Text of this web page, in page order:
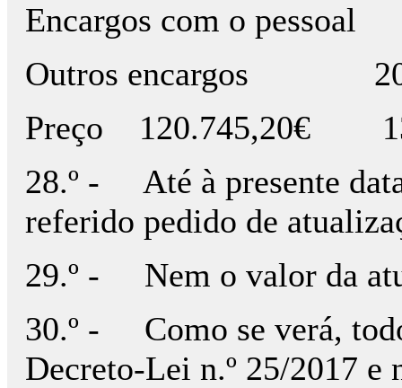
Encargos com o
Outros encargos
Preço 120.745,20€
28.º - Até à presente
referido pedido de
29.º - Nem o valor da
30.º - Como se verá,
Decreto-Lei n.º 25/2017 e